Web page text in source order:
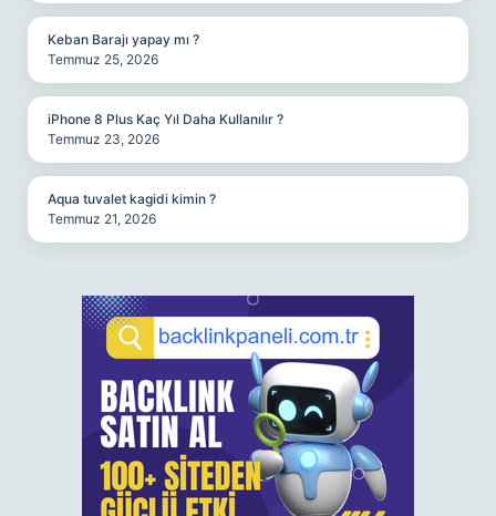
Keban Barajı yapay mı ?
Temmuz 25, 2026
iPhone 8 Plus Kaç Yıl Daha Kullanılır ?
Temmuz 23, 2026
Aqua tuvalet kagidi kimin ?
Temmuz 21, 2026